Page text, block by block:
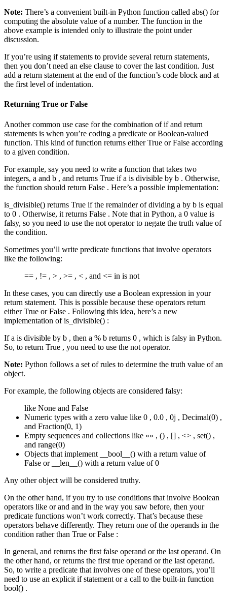
Note: There’s a convenient built-in Python function called abs() for
computing the absolute value of a number. The function in the
above example is intended only to illustrate the point under
discussion.
If you’re using if statements to provide several return statements,
then you don’t need an else clause to cover the last condition. Just
add a return statement at the end of the function’s code block and at
the first level of indentation.
Returning True or False
Another common use case for the combination of if and return
statements is when you’re coding a predicate or Boolean-valued
function. This kind of function returns either True or False according
to a given condition.
For example, say you need to write a function that takes two
integers, a and b , and returns True if a is divisible by b . Otherwise,
the function should return False . Here’s a possible implementation:
is_divisible() returns True if the remainder of dividing a by b is equal
to 0 . Otherwise, it returns False . Note that in Python, a 0 value is
falsy, so you need to use the not operator to negate the truth value of
the condition.
Sometimes you’ll write predicate functions that involve operators
like the following:
== , != , > , >= , < , and <= in is not
In these cases, you can directly use a Boolean expression in your
return statement. This is possible because these operators return
either True or False . Following this idea, here’s a new
implementation of is_divisible() :
If a is divisible by b , then a % b returns 0 , which is falsy in Python.
So, to return True , you need to use the not operator.
Note: Python follows a set of rules to determine the truth value of an
object.
For example, the following objects are considered falsy:
like None and False
Numeric types with a zero value like 0 , 0.0 , 0j , Decimal(0) ,
and Fraction(0, 1)
Empty sequences and collections like «» , () , [] , <> , set() ,
and range(0)
Objects that implement __bool__() with a return value of
False or __len__() with a return value of 0
Any other object will be considered truthy.
On the other hand, if you try to use conditions that involve Boolean
operators like or and and in the way you saw before, then your
predicate functions won’t work correctly. That’s because these
operators behave differently. They return one of the operands in the
condition rather than True or False :
In general, and returns the first false operand or the last operand. On
the other hand, or returns the first true operand or the last operand.
So, to write a predicate that involves one of these operators, you’ll
need to use an explicit if statement or a call to the built-in function
bool() .